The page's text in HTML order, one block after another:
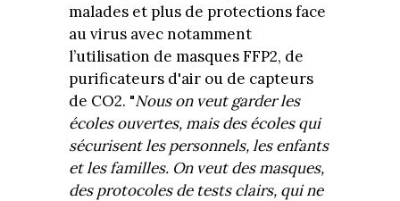
malades et plus de protections face
au virus avec notamment
l’utilisation de masques FFP2, de
purificateurs d'air ou de capteurs
de CO2. "Nous on veut garder les
écoles ouvertes, mais des écoles qui
sécurisent les personnels, les enfants
et les familles. On veut des masques,
des protocoles de tests clairs, qui ne